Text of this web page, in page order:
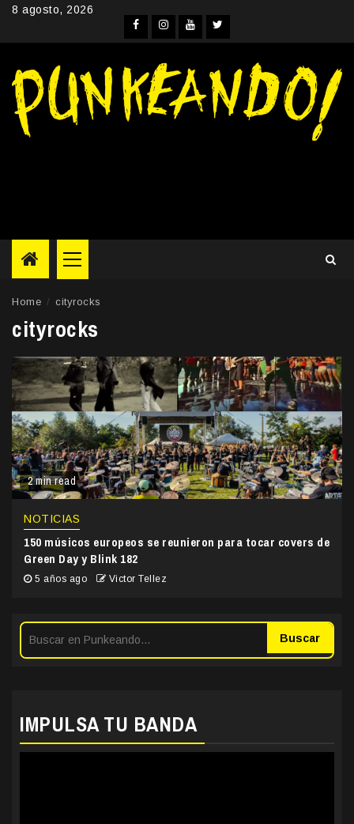
Skip8 agosto, 2026
Facebook
Instagram
YouTube
Twitter
Primary
Menu
Home cityrocks
cityrocks
2 min read
NOTICIAS
150 músicos europeos se reunieron para tocar covers de
Green Day y Blink 182
5 años ago Victor Tellez
Buscar
IMPULSA TU BANDA